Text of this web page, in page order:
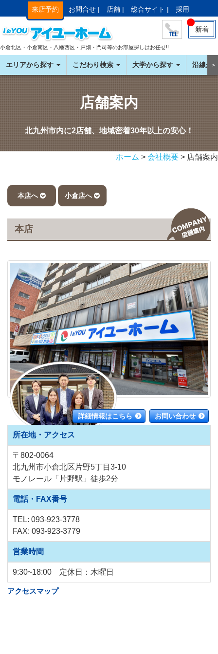
来店予約 お問合せ | 店舗 | 総合サイト | 採用
新着
小倉北区・小倉南区・八幡西区・戸畑・門司等のお部屋探しはお任せ!!
エリアから探す こだわり検索 大学から探す 沿線か＞
店舗案内
北九州市内に2店舗、 地域密着30年以上の安心！
ホーム > 会社概要 > 店舗案内
本店へ 小倉店へ
本店
詳細情報はこちら お問い合わせ
所在地・アクセス
〒802-0064
北九州市小倉北区片野5丁目3-10
モノレール「片野駅」徒歩2分
電話・FAX番号
TEL: 093-923-3778
FAX: 093-923-3779
営業時間
9:30~18:00 定休日：木曜日
アクセスマップ